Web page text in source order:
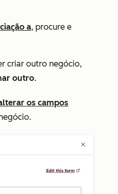
a, procure e
criar outro negócio,
outro.
os campos